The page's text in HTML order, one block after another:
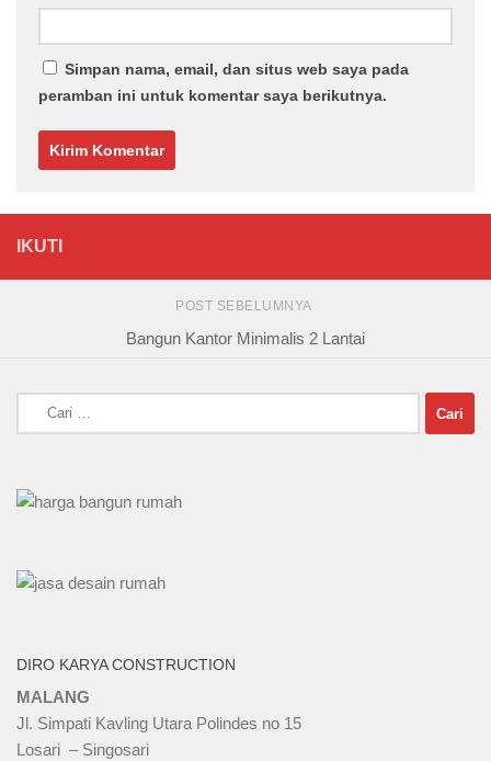
Simpan nama, email, dan situs web saya pada
peramban ini untuk komentar saya berikutnya.
IKUTI
POST SEBELUMNYA
Bangun Kantor Minimalis 2 Lantai
untuk:
DIRO KARYA CONSTRUCTION
MALANG
Jl. Simpati Kavling Utara Polindes no 15
Losari – Singosari